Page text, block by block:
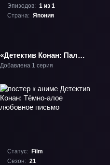
Эпизодов: 1 из 1
Страна: Япония
«Детектив Конан: Палач
Зеро» Фильм-22
Добавлена 1 серия
Статус:
Film
Сезон: 21